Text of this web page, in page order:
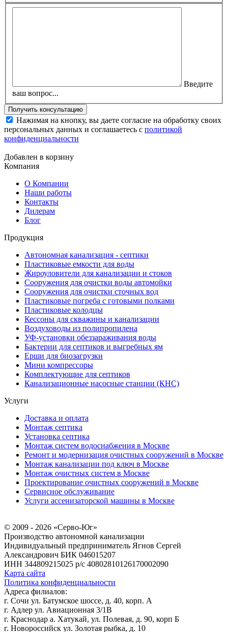
Введите
ваш вопрос...
Нажимая на кнопку, вы даете согласие на обработку своих
персональных данных и соглашаетесь с политикой
конфиденциальности
Добавлен в корзину
Компания
О Компании
Наши работы
Контакты
Дилерам
Блог
Продукция
Автономная канализация - септики
Пластиковые емкости для воды
Жироуловители для канализации и стоков
Сооружения для очистки воды автомойки
Сооружения для очистки сточных вод
Пластиковые погреба с готовыми полками
Пластиковые колодцы
Кессоны для скважины и канализации
Воздуховоды из полипропилена
УФ-установки обеззараживания воды
Бактерии для септиков и выгребных ям
Ерши для биозагрузки
Мини компрессоры
Комплектующие для септиков
Канализационные насосные станции (КНС)
Услуги
Доставка и оплата
Монтаж септика
Установка септика
Монтаж систем водоснабжения в Москве
Ремонт и модернизация очистных сооружений в Москве
Монтаж канализации под ключ в Москве
Монтаж очистных систем в Москве
Проектирование очистных сооружений в Москве
Сервисное обслуживание
Услуги ассенизаторской машины в Москве
© 2009 - 2026 «Серво-Юг»
Производство автономной канализации
Индивидуальный предприниматель Ягнов Сергей
Александрович БИК 046015207
ИНН 344809215025 р/с 40802810126170002090
Карта сайта
Политика конфиденциальности
Адреса филиалов:
г. Сочи ул. Батумское шоссе, д. 40, корп. А
г. Адлер ул. Авиационная 3/1В
г. Краснодар а. Хатукай, ул. Полевая, д. 90, корп Б
г. Новороссийск ул. Золотая рыбка, д. 10